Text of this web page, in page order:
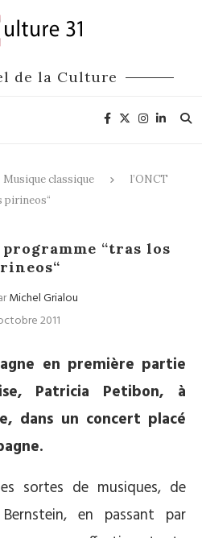
de la Culture
Musique classique
l’ONCT
pirineos“
programme “tras los
Michel Grialou
2011
en première partie
Patricia Petibon, à
dans un concert placé
sortes de musiques, de
en passant par